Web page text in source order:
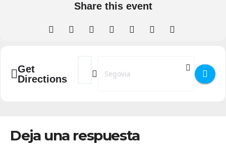
Share this event
Get
Directions
Address - Fiestas de San José Obrero en el
Destination Address - Fiestas de
Deja una respuesta